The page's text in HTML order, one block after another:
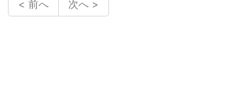
< 前へ 次へ >